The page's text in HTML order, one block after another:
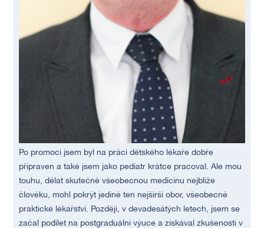
Po promoci jsem byl na práci dětského lékaře dobře
připraven a také jsem jako pediatr krátce pracoval. Ale mou
touhu, dělat skutečně všeobecnou medicínu nejblíže
člověku, mohl pokrýt jedině ten nejširší obor, všeobecné
praktické lékařství. Později, v devadesátých letech, jsem se
začal podílet na postgraduální výuce a získával zkušenosti v